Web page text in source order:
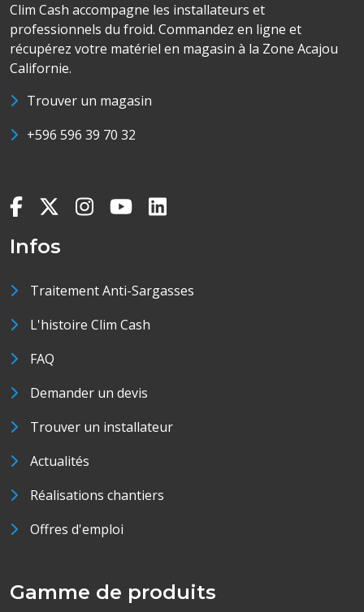
Clim Cash accompagne les installateurs et
professionnels du froid. Commandez en ligne et
récupérez votre matériel en magasin à la Zone Acajou
Californie.
Trouver un magasin
+596 596 39 70 32
Infos
Traitement Anti-Sargasses
L'histoire Clim Cash
FAQ
Demander un devis
Trouver un installateur
Actualités
Réalisations chantiers
Offres d'emploi
Gamme de produits